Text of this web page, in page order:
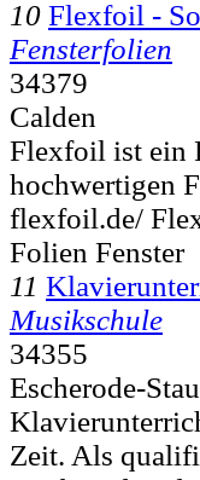
10 Flexfoil -
Fensterfolien
34379
Calden
Flexfoil ist ein
hochwertigen
flexfoil.de/
Folien Fenster
11
Musikschule
34355
Escherode-
Zeit. Als